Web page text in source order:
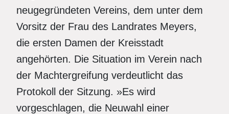
neugegründeten Vereins, dem unter dem
Vorsitz der Frau des Landrates Meyers,
die ersten Damen der Kreisstadt
angehörten. Die Situation im Verein nach
der Machtergreifung verdeutlicht das
Protokoll der Sitzung. »Es wird
vorgeschlagen, die Neuwahl einer